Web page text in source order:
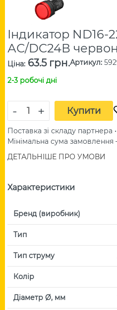
Індикатор ND16-
АС/DC24В
Ціна: 63.5 грн.Артикул:
2-3 робочі дні
- + Купити
Поставка зі складу партнера
Мінімальна сума
ДЕТАЛЬНІШЕ ПРО УМОВИ
Характеристики
Бренд (виробник)
Тип
Тип струму
Колір
Діаметр Ø, мм